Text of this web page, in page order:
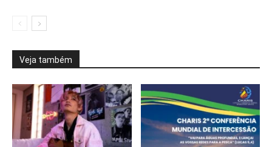
Veja também